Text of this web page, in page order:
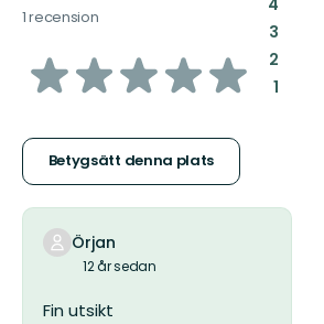
1 recension
av
stjärnor
Betygsätt denna plats
4
3:
2:
1:
Örjan
12 år sedan
Fin utsikt